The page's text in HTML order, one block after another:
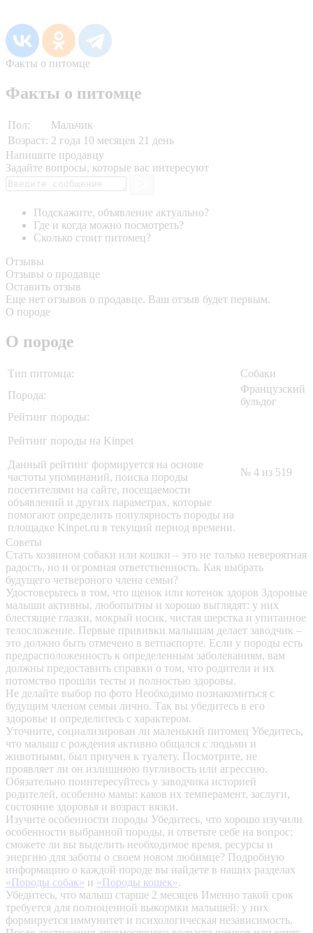
Факты о питомце
Факты о питомце
Пол:
Мальчик
Возраст: 2 года 10 месяцев 21 день
Напишите продавцу
Задайте вопросы, которые вас интересуют
Подскажите, объявление актуально?
Где и когда можно посмотреть?
Сколько стоит питомец?
Отзывы
Отзывы о продавце
Оставить отзыв
Еще нет отзывов о продавце. Ваш отзыв будет первым.
О породе
О породе
Тип питомца:
Собаки
Порода:
Французский
бульдог
Рейтинг породы:
Рейтинг породы на Kinpet
Данный рейтинг формируется на основе
частоты упоминаний, поиска породы
посетителями на сайте, посещаемости
объявлений и других параметрах, которые
помогают определить популярность породы на
площадке Kinpet.ru в текущий период времени.
№ 4 из 519
Советы
Стать хозяином собаки или кошки – это не только невероятная
радость, но и огромная ответственность. Как выбрать
будущего четвероного члена семьи?
Удостоверьтесь в том, что щенок или котенок здоров Здоровые
малыши активны, любопытны и хорошо выглядят: у них
блестящие глазки, мокрый носик, чистая шерстка и упитанное
телосложение. Первые прививки малышам делает заводчик –
это должно быть отмечено в ветпаспорте. Если у породы есть
предрасположенность к определенным заболеваниям, вам
должны предоставить справки о том, что родители и их
потомство прошли тесты и полностью здоровы.
Не делайте выбор по фото Необходимо познакомиться с
будущим членом семьи лично. Так вы убедитесь в его
здоровье и определитесь с характером.
Уточните, социализирован ли маленький питомец Убедитесь,
что малыш с рождения активно общался с людьми и
животными, был приучен к туалету. Посмотрите, не
проявляет ли он излишнюю пугливость или агрессию.
Обязательно поинтересуйтесь у заводчика историей
родителей, особенно мамы: каков их темперамент, заслуги,
состояние здоровья и возраст вязки.
Изучите особенности породы Убедитесь, что хорошо изучили
особенности выбранной породы, и ответьте себе на вопрос:
сможете ли вы выделить необходимое время, ресурсы и
энергию для заботы о своем новом любимце? Подробную
информацию о каждой породе вы найдете в наших разделах
«Породы собак» и «Породы кошек».
Убедитесь, что малыш старше 2 месяцев Именно такой срок
требуется для полноценной выкормки малышей: у них
формируется иммунитет и психологическая независимость.